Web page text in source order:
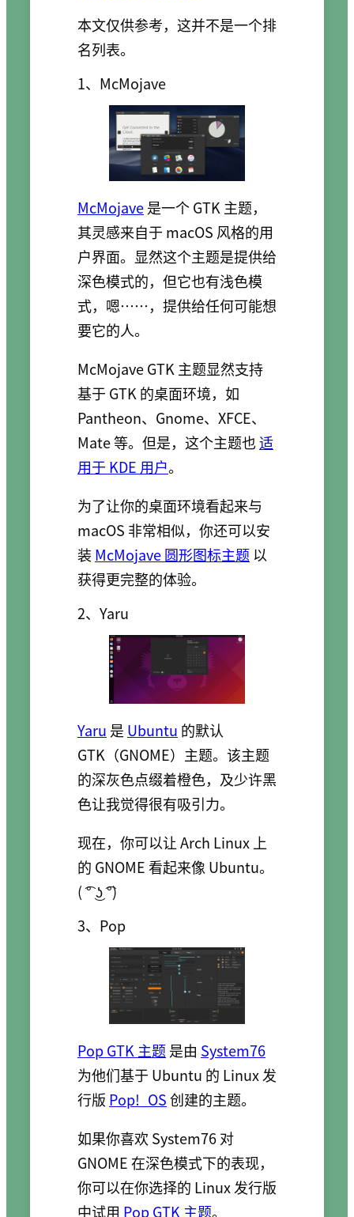
本文仅供参考，这并不是一个排
名列表。
1、McMojave
McMojave是一个 GTK 主题，
其灵感来自于 macOS 风格的用
户界面。显然这个主题是提供给
深色模式的，但它也有浅色模
式，嗯……，提供给任何可能想
要它的人。
McMojave GTK 主题显然支持
基于 GTK 的桌面环境，如
Pantheon、Gnome、XFCE、
Mate 等。但是，这个主题也适
用于 KDE 用户。
为了让你的桌面环境看起来与
macOS 非常相似，你还可以安
装 McMojave 圆形图标主题 以
获得更完整的体验。
2、Yaru
Yaru 是 Ubuntu 的默认
GTK（GNOME）主题。该主题
的深灰色点缀着橙色，及少许黑
色让我觉得很有吸引力。
现在，你可以让 Arch Linux 上
的 GNOME 看起来像 Ubuntu。
( ͡° ͜ʖ ͡°)
3、Pop
Pop GTK 主题是由 System76
为他们基于 Ubuntu 的 Linux 发
行版 Pop!_OS创建的主题。
如果你喜欢 System76 对
GNOME 在深色模式下的表现，
你可以在你选择的 Linux 发行版
中试用 Pop GTK 主题。